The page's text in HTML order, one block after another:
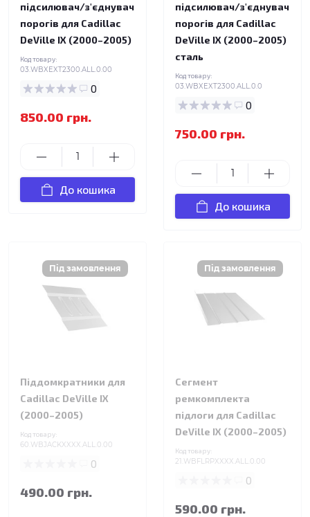
підсилювач/з'єднувач
порогів для Cadillac
DeVille IX (2000–2005)
Код товару:
03.WBXEXT2300.ALL.0.00
0
850.00 грн.
До кошика
підсилювач/з'єднувач
порогів для Cadillac
DeVille IX (2000–2005)
сталь
Код товару:
03.WBXEXT2300.ALL.0.0
0
750.00 грн.
До кошика
Піддомкратники для
Cadillac DeVille IX
(2000–2005)
Код товару:
60.WBJACKXXXX.ALL.0.00
0
490.00 грн.
Сегмент
ремкомплекта
підлоги для Cadillac
DeVille IX (2000–2005)
Код товару:
21.WBFLRPXXXX.ALL.0.00
0
590.00 грн.